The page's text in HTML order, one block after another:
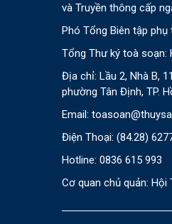
và Truyền thông cấp
Phó Tổng Biên tập
Tổng Thư ký toà soạn:
Địa chỉ: Lầu 2, Nhà B,
phường Tân Định, TP.
Email:
Điện Thoại: (84.28)
Hotline: 0836 615 993
Cơ quan chủ quản: Hội